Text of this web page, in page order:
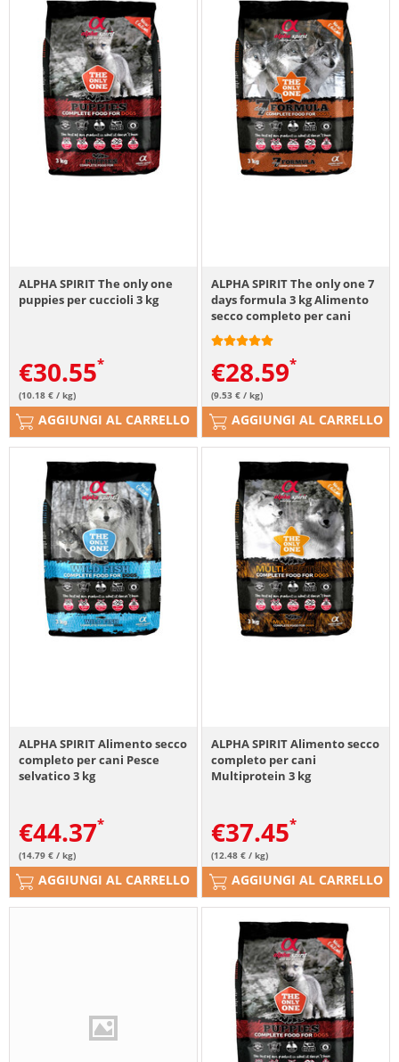
ALPHA SPIRIT The only one
puppies per cuccioli 3 kg
€30.55
(10.18 € / kg)
AGGIUNGI AL CARRELLO
ALPHA SPIRIT The only one 7
days formula 3 kg Alimento
secco completo per cani
€28.59
(9.53 € / kg)
AGGIUNGI AL CARRELLO
ALPHA SPIRIT Alimento secco
completo per cani Pesce
selvatico 3 kg
€44.37
(14.79 € / kg)
AGGIUNGI AL CARRELLO
ALPHA SPIRIT Alimento secco
completo per cani
Multiprotein 3 kg
€37.45
(12.48 € / kg)
AGGIUNGI AL CARRELLO